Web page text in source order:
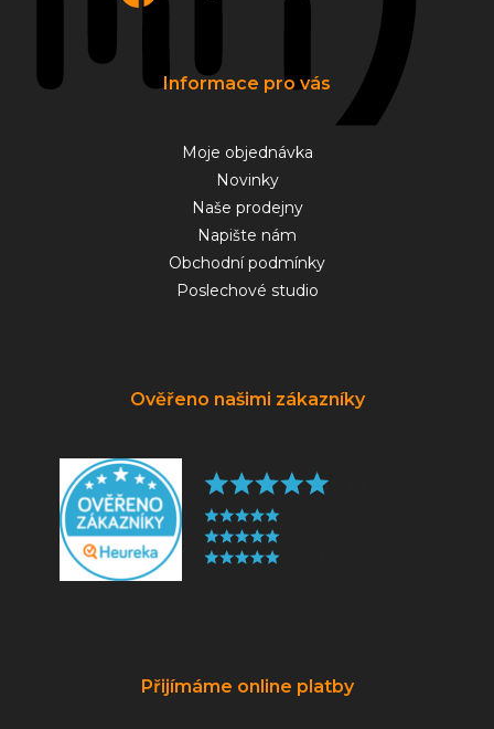
Informace pro vás
Moje objednávka
Novinky
Naše prodejny
Napište nám
Obchodní podmínky
Poslechové studio
Ověřeno našimi zákazníky
Přijímáme online platby